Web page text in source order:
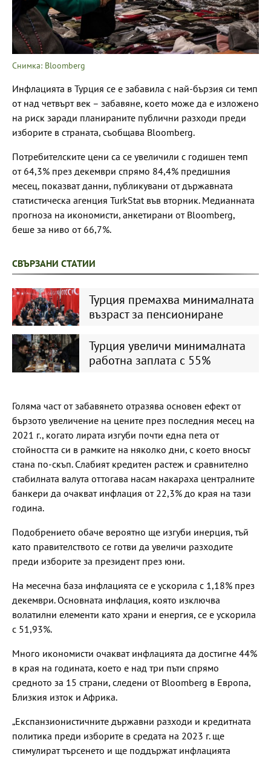
Снимка: Bloomberg
Инфлацията в Турция се е забавила с най-бързия си темп
от над четвърт век – забавяне, което може да е изложено
на риск заради планираните публични разходи преди
изборите в страната, съобщава Bloomberg.
Потребителските цени са се увеличили с годишен темп
от 64,3% през декември спрямо 84,4% предишния
месец, показват данни, публикувани от държавната
статистическа агенция TurkStat във вторник. Медианната
прогноза на икономисти, анкетирани от Bloomberg,
беше за ниво от 66,7%.
СВЪРЗАНИ СТАТИИ
Турция премахва минималната
възраст за пенсиониране
Турция увеличи минималната
работна заплата с 55%
Голяма част от забавянето отразява основен ефект от
бързото увеличение на цените през последния месец на
2021 г., когато лирата изгуби почти една пета от
стойността си в рамките на няколко дни, с което вносът
стана по-скъп. Слабият кредитен растеж и сравнително
стабилната валута оттогава насам накараха централните
банкери да очакват инфлация от 22,3% до края на тази
година.
Подобрението обаче вероятно ще изгуби инерция, тъй
като правителството се готви да увеличи разходите
преди изборите за президент през юни.
На месечна база инфлацията се е ускорила с 1,18% през
декември. Основната инфлация, която изключва
волатилни елементи като храни и енергия, се е ускорила
с 51,93%.
Много икономисти очакват инфлацията да достигне 44%
в края на годината, което е над три пъти спрямо
средното за 15 страни, следени от Bloomberg в Европа,
Близкия изток и Африка.
„Експанзионистичните държавни разходи и кредитната
политика преди изборите в средата на 2023 г. ще
стимулират търсенето и ще поддържат инфлацията